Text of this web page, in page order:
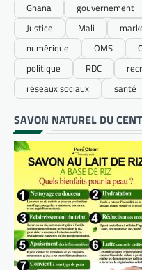
Ghana
gouvernement
Justice
Mali
numérique
OMS
politique
RDC
réseaux sociaux
santé
SAVON NATUREL DU